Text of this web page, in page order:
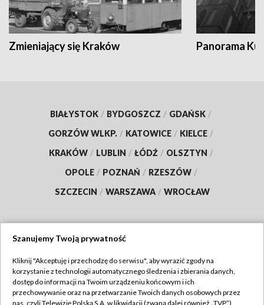
Zmieniający się Kraków Panorama
BIAŁYSTOK / BYDGOSZCZ / GDAŃSK /
GORZÓW WLKP. / KATOWICE / KIELCE /
KRAKÓW / LUBLIN / ŁÓDŹ / OLSZTYN /
OPOLE / POZNAŃ / RZESZÓW /
SZCZECIN / WARSZAWA / WROCŁAW
TVP
Abonament TVP
Regulamin TVP
Szanujemy Twoją prywatność
Kliknij "Akceptuję i przechodzę do serwisu", aby wyrazić zgody na
korzystanie z technologii automatycznego śledzenia i zbierania danych,
dostęp do informacji na Twoim urządzeniu końcowym i ich
przechowywanie oraz na przetwarzanie Twoich danych osobowych przez
nas, czyli Telewizję Polską S.A. w likwidacji (zwaną dalej również „TVP”),